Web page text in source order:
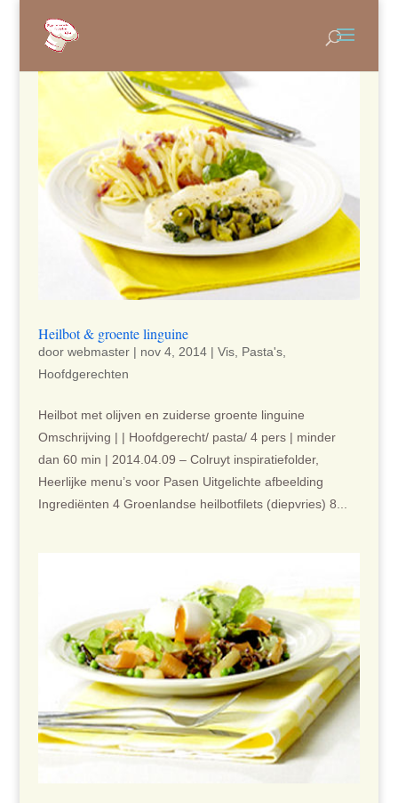
Heilbot & groente linguine
door webmaster| nov 4, 2014| Vis, Pasta's,
Hoofdgerechten
Heilbot met olijven en zuiderse groente linguine
Omschrijving | | Hoofdgerecht/ pasta/ 4 pers | minder
dan 60 min | 2014.04.09 – Colruyt inspiratiefolder,
Heerlijke menu’s voor Pasen Uitgelichte afbeelding
Ingrediënten 4 Groenlandse heilbotfilets (diepvries) 8...